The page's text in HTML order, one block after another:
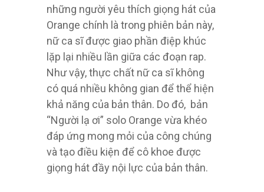
những người yêu thích giọng hát của
Orange chính là trong phiên bản này,
nữ ca sĩ được giao phần điệp khúc
lặp lại nhiều lần giữa các đoạn rap.
Như vậy, thực chất nữ ca sĩ không
có quá nhiều không gian để thể hiện
khả năng của bản thân. Do đó, bản
“Người lạ ơi” solo Orange vừa khéo
đáp ứng mong mỏi của công chúng
và tạo điều kiện để cô khoe được
giọng hát đầy nội lực của bản thân.